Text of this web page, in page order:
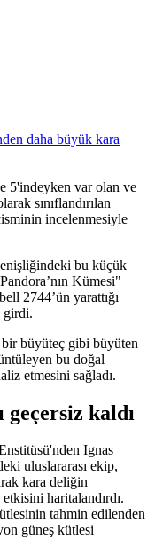
5'indeyken var olan ve
sınıflandırılan
incelenmesiyle
bu küçük
Kümesi"
2744’ün yarattığı
girdi.
bir büyüteç gibi büyüten
bu doğal
etmesini sağladı.
kaldı
Ignas
uluslararası ekip,
kara deliğin
haritalandırdı.
tahmin edilenden
güneş kütlesi